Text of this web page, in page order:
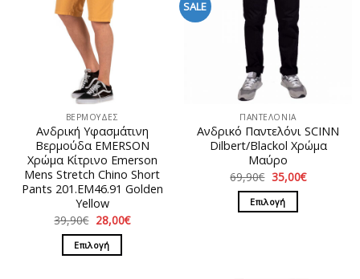
ΒΕΡΜΟΥΔΕΣ
Ανδρική Υφασμάτινη
Βερμούδα EMERSON
Χρώμα Κίτρινο Emerson
Mens Stretch Chino Short
Pants 201.EM46.91 Golden
Yellow
39,90€ Original
price
was:
39,90€.
28,00€Η
Επιλογή
SALE
ΠΑΝΤΕΛΟΝΙΑ
Ανδρικό Παντελόνι SCINN
Dilbert/Blackol Χρώμα
Μαύρο
69,90€ Original
price
was:
69,90€.
35,00€Η
Επιλογή